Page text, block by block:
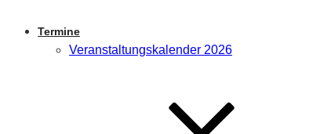
Termine
Veranstaltungskalender 2026